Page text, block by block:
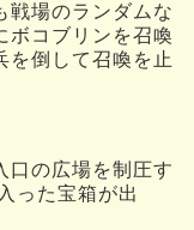
戦場のランダムな
ボコブリンを召喚
を倒して召喚を止
口の広場を制圧す
った宝箱が出